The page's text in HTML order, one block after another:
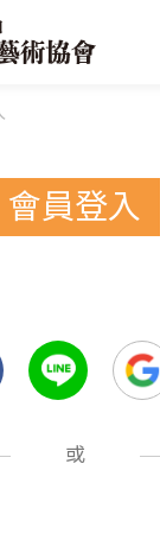
會員登入
或